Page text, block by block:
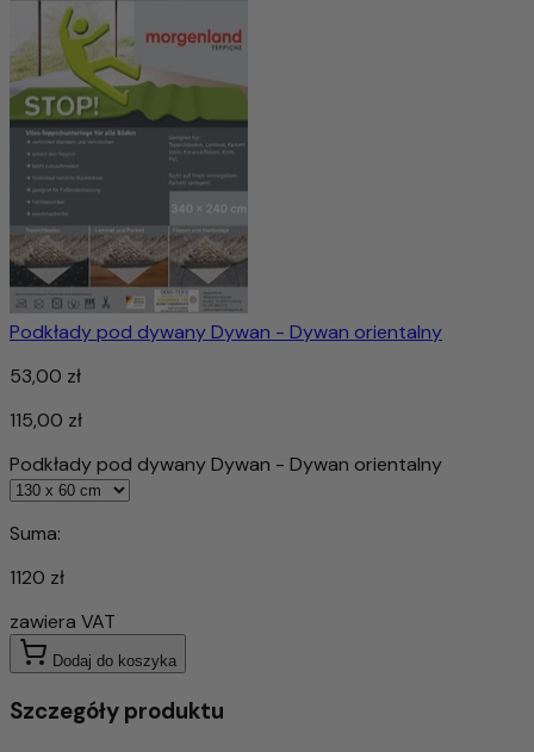
Podkłady pod dywany Dywan - Dywan orientalny
53,00 zł
115,00 zł
Podkłady pod dywany Dywan - Dywan orientalny
Suma:
1120 zł
zawiera VAT
Dodaj do koszyka
Szczegóły produktu